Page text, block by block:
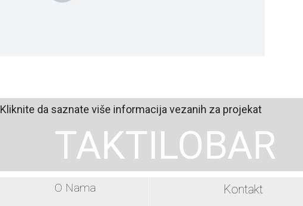
Kliknite da saznate više informacija vezanih za projekat
TAKTILOBAR
O Nama Kontakt